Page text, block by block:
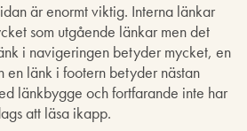
är enormt viktig. Interna länkar
som utgående länkar men det
i navigeringen betyder mycket, en
en länk i footern betyder nästan
länkbygge och fortfarande inte har
att läsa ikapp.